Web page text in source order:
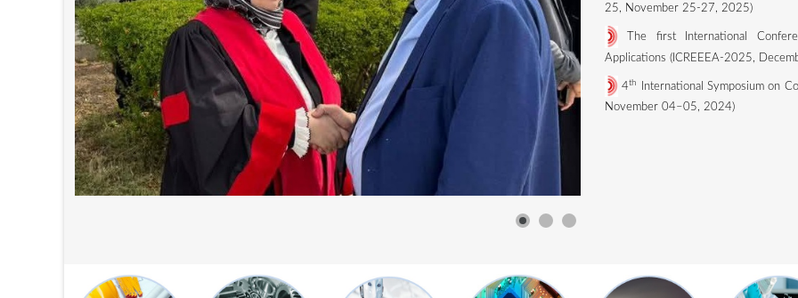
25, November 25-27, 2025)
The first International
Applications (ICREEEA-2025,
4th
International Symposium on
November 04–05, 2024)